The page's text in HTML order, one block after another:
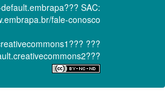
SAC:
fale-conosco
???